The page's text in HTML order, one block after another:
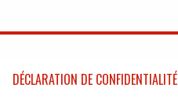
DÉCLARATION DE CONFIDENTIALITÉ